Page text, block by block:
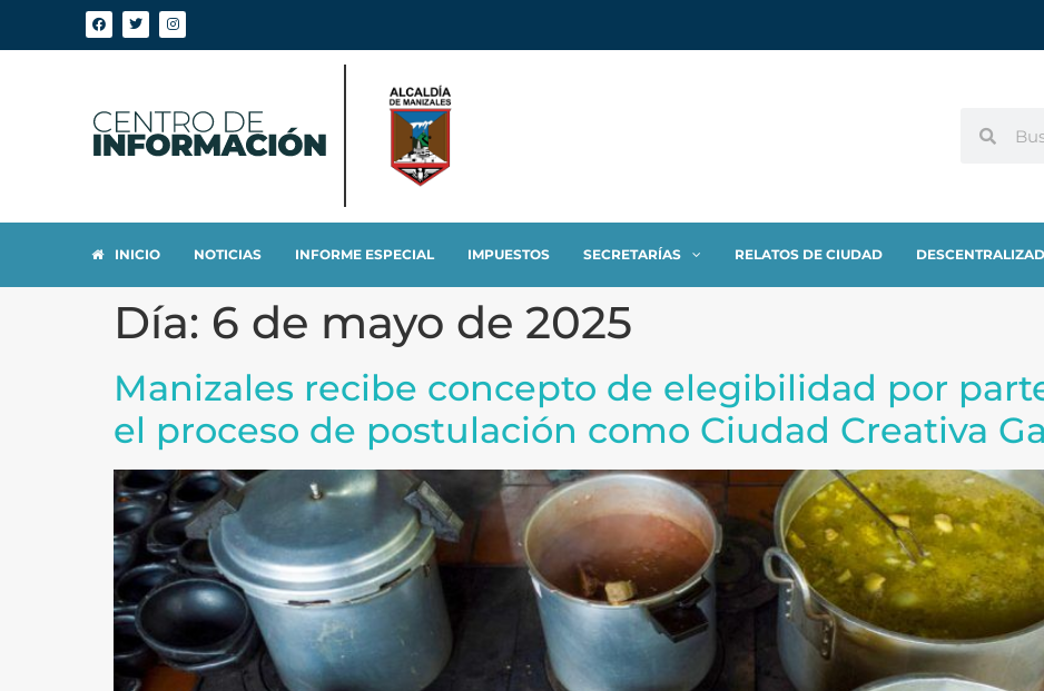
INICIO NOTICIAS INFORME ESPECIAL IMPUESTOS SECRETARÍAS RELATOS DE CIUDAD
Día: 6 de mayo de 2025
Manizales recibe concepto de elegibilidad por
el proceso de postulación como Ciudad Creativa